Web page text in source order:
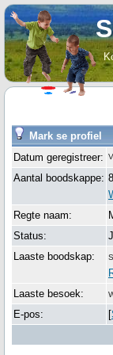
Mark se profiel
Datum geregistreer:
Aantal boodskappe:
Regte naam:
Status:
Laaste boodskap:
Laaste besoek:
E-pos: [